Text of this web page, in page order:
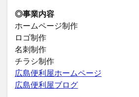
◎事業内容
ホームページ制作
ロゴ制作
名刺制作
チラシ制作
広島便利屋ホームページ
広島便利屋ブログ